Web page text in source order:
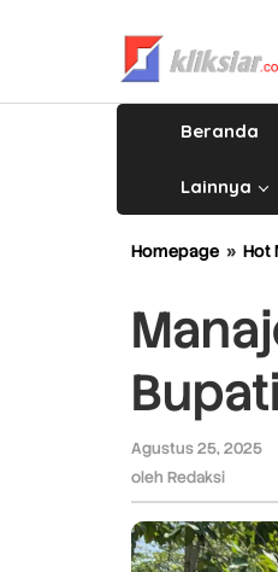
Beranda
Lainnya
Homepage » Hot
Agustus 25, 2025
oleh Redaksi